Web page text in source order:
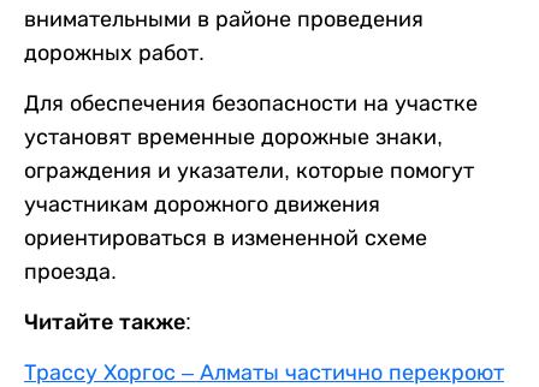
внимательными в районе проведения
дорожных работ.
Для обеспечения безопасности на участке
установят временные дорожные знаки,
ограждения и указатели, которые помогут
участникам дорожного движения
ориентироваться в измененной схеме
проезда.
Читайте также:
Трассу Хоргос – Алматы частично перекроют